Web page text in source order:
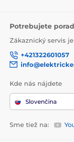
Potrebujete
Zákaznický servis
+421322601057
Kde nás nájdete
Slovenčina
Sme tiež na: